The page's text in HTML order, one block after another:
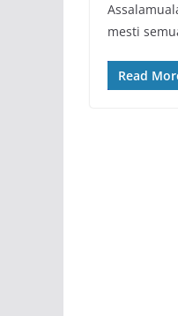
mesti
Read